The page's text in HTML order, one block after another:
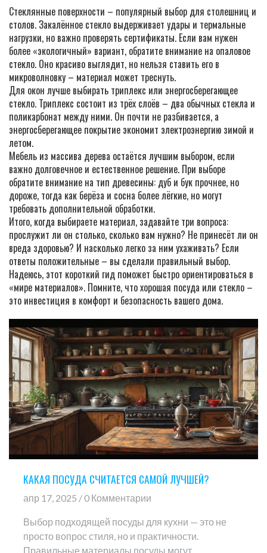
Стеклянные поверхности – популярный выбор для столешниц и
столов. Закалённое стекло выдерживает удары и термальные
нагрузки, но важно проверять сертификаты. Если вам нужен
более «экологичный» вариант, обратите внимание на опаловое
стекло. Оно красиво выглядит, но нельзя ставить его в
микроволновку – материал может треснуть.
Для окон лучше выбирать триплекс или энергосберегающее
стекло. Триплекс состоит из трёх слоёв – два обычных стекла и
поликарбонат между ними. Он почти не разбивается, а
энергосберегающее покрытие экономит электроэнергию зимой и
летом.
Мебель из массива дерева остаётся лучшим выбором, если
важно долговечное и естественное решение. При выборе
обратите внимание на тип древесины: дуб и бук прочнее, но
дороже, тогда как берёза и сосна более лёгкие, но могут
требовать дополнительной обработки.
Итого, когда выбираете материал, задавайте три вопроса:
прослужит ли он столько, сколько вам нужно? Не принесёт ли он
вреда здоровью? И насколько легко за ним ухаживать? Если
ответы положительные – вы сделали правильный выбор.
Надеюсь, этот короткий гид поможет быстро ориентироваться в
«мире материалов». Помните, что хорошая посуда или стекло –
это инвестиция в комфорт и безопасность вашего дома.
КАКАЯ ПОСУДА СЧИТАЕТСЯ САМОЙ ЛУЧШЕЙ?
апр 17, 2025 / 0 Комментарии
Выбор подходящей посуды для кухни — это не
просто вопрос стиля, но и практичности.
Правильные материалы посуды могут